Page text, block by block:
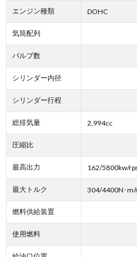
エンジン種類 DOHC
気筒配列
バルブ数
シリンダー内径
シリンダー行程
総排気量 2,994cc
圧縮比
最高出力 162/5800kw/
最大トルク 304/4400N･m/
燃料供給装置
使用燃料